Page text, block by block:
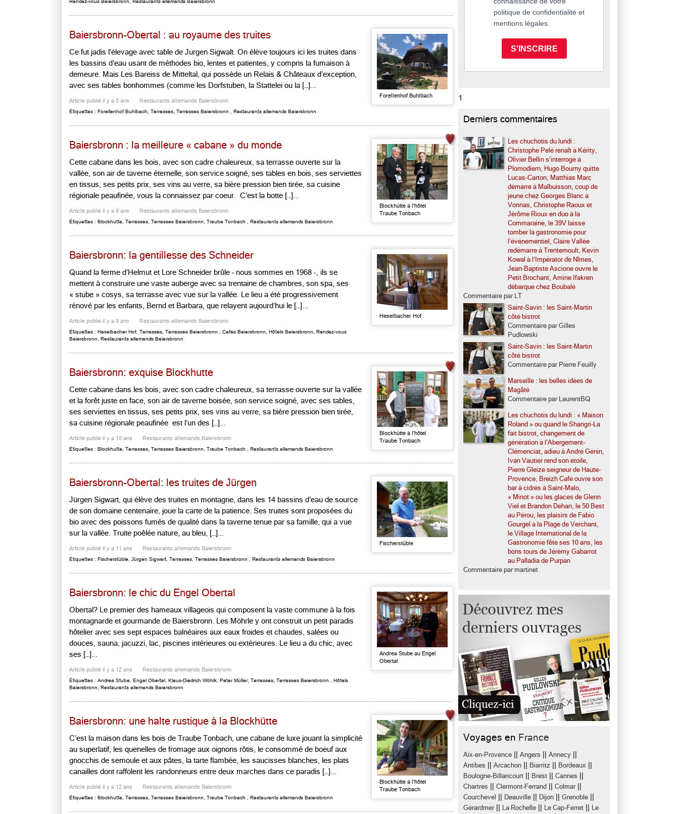
Rendez-vous Baiersbronn
Restaurants allemands Baiersbronn
Baiersbronn-Obertal : au royaume des truites
Ce fut jadis l’élevage avec table de Jurgen Sigwalt. On élève toujours ici les truites dans
les bassins d’eau usant de méthodes bio, lentes et patientes, y compris la fumaison à
demeure. Mais Les Bareiss de Mitteltal, qui possède un Relais & Châteaux d’exception,
avec ses tables bonhommes (comme les Dorfstuben, la Stattelei ou la […]...
Article publié il y a 5 ans Restaurants allemands Baiersbronn
Étiquettes : Forellenhof Buhlbach Terrasses Terrasses Baiersbronn Restaurants allemands Baiersbronn
Forellenhof Buhlbach
Baiersbronn : la meilleure « cabane » du monde
Cette cabane dans les bois, avec son cadre chaleureux, sa terrasse ouverte sur la
vallée, son air de taverne éternelle, son service soigné, ses tables en bois, ses serviettes
en tissus, ses petits prix, ses vins au verre, sa bière pression bien tirée, sa cuisine
régionale peaufinée, vous la connaissez par coeur. C’est la botte […]...
Article publié il y a 9 ans Restaurants allemands Baiersbronn
Étiquettes : Blockhutte Terrasses Terrasses Baiersbronn Traube Tonbach Restaurants allemands Baiersbronn
Blockhütte à l'hôtel
Traube Tonbach
Baiersbronn: la gentillesse des Schneider
Quand la ferme d’Helmut et Lore Schneider brûle – nous sommes en 1968 -, ils se
mettent à construire une vaste auberge avec sa trentaine de chambres, son spa, ses
« stube » cosys, sa terrasse avec vue sur la vallée. Le lieu a été progressivement
rénové par les enfants, Bernd et Barbara, que relayent aujourd’hui le […]...
Article publié il y a 9 ans Restaurants allemands Baiersbronn
Étiquettes : Heselbacher Hof Terrasses Terrasses Baiersbronn Cafés Baiersbronn Hôtels Baiersbronn
Rendez-vous
Baiersbronn
Restaurants allemands Baiersbronn
Heselbacher Hof
Baiersbronn: exquise Blockhutte
Cette cabane dans les bois, avec son cadre chaleureux, sa terrasse ouverte sur la vallée
et la forêt juste en face, son air de taverne boisée, son service soigné, avec ses tables,
ses serviettes en tissus, ses petits prix, ses vins au verre, sa bière pression bien tirée,
sa cuisine régionale peaufinée est l’un des […]...
Article publié il y a 10 ans Restaurants allemands Baiersbronn
Étiquettes : Blockhutte Terrasses Terrasses Baiersbronn Traube Tonbach Restaurants allemands Baiersbronn
Blockhütte à l'hôtel
Traube Tonbach
Baiersbronn-Obertal: les truites de Jürgen
Jürgen Sigwart, qui élève des truites en montagne, dans les 14 bassins d’eau de source
de son domaine centenaire, joue la carte de la patience. Ses truites sont proposées du
bio avec des poissons fumés de qualité dans la taverne tenue par sa famille, qui a vue
sur la vallée. Truite poêlée nature, au bleu, […]...
Article publié il y a 11 ans Restaurants allemands Baiersbronn
Étiquettes : Fischerstüble Jürgen Sigwart Terrasses Terrasses Baiersbronn Restaurants allemands Baiersbronn
Fischerstüble
Baiersbronn: le chic du Engel Obertal
Obertal? Le premier des hameaux villageois qui composent la vaste commune à la fois
montagnarde et gourmande de Baiersbronn. Les Möhrle y ont construit un petit paradis
hôtelier avec ses sept espaces balnéaires aux eaux froides et chaudes, salées ou
douces, sauna, jacuzzi, lac, piscines intérieures ou extérieures. Le lieu a du chic, avec
ses […]...
Article publié il y a 12 ans Restaurants allemands Baiersbronn
Étiquettes : Andrea Stube Engel Obertal Klaus-Diedrich Wöhlk Peter Müller, Terrasses Terrasses Baiersbronn
Hôtels
Baiersbronn
Restaurants allemands Baiersbronn
Andrea Stube au Engel
Obertal
Baiersbronn: une halte rustique à la Blockhütte
C’est la maison dans les bois de Traube Tonbach, une cabane de luxe jouant la simplicité
au superlatif, les quenelles de fromage aux oignons rôtis, le consommé de boeuf aux
gnocchis de semoule et aux pâtes, la tarte flambée, les saucisses blanches, les plats
canailles dont raffolent les randonneurs entre deux marches dans ce paradis […]...
Article publié il y a 12 ans Restaurants allemands Baiersbronn
Étiquettes : Blockhutte Terrasses Terrasses Baiersbronn Traube Tonbach Restaurants allemands Baiersbronn
Blockhütte à l'hôtel
Traube Tonbach
politique de confidentialité et
mentions légales.
S'INSCRIRE
1
Derniers commentaires
Les chuchotis du lundi :
Christophe Pelé renaît à Kérity,
Olivier Bellin s’interroge à
Plomodiern, Hugo Bourny quitte
Lucas-Carton, Matthias Marc
démarre à Malbuisson, coup de
jeune chez Georges Blanc à
Vonnas, Christophe Raoux et
Jérôme Rioux en duo à la
Commaraine, le 39V laisse
tomber la gastronomie pour
l’événementiel, Claire Vallée
redémarre à Trentemoult, Kevin
Kowal à l’Impérator de Nîmes,
Jean-Baptiste Ascione ouvre le
Petit Brochant, Amine Ifakren
débarque chez Boubalé
Commentaire par LT
Saint-Savin : les Saint-Martin
côté bistrot
Commentaire par Gilles
Pudlowski
Saint-Savin : les Saint-Martin
côté bistrot
Commentaire par Pierre Feuilly
Marseille : les belles idées de
Magâté
Commentaire par LaurentBQ
Les chuchotis du lundi : « Maison
Roland » ou quand le Shangri-La
fait bistrot, changement de
génération à l’Abergement-
Clémenciat, adieu à André Génin,
Ivan Vautier rend son étoile,
Pierre Gleize seigneur de Haute-
Provence, Breizh Café ouvre son
bar à cidres à Saint-Malo,
« Minot » ou les glaces de Glenn
Viel et Brandon Dehan, le 50 Best
au Pérou, les plaisirs de Fabio
Gourgel à la Plage de Verchant,
le Village International de la
Gastronomie fête ses 10 ans, les
bons tours de Jérémy Gabarrot
au Palladia de Purpan
Commentaire par martinet
Voyages en France
Aix-en-Provence Angers Annecy
Antibes Arcachon Biarritz Bordeaux
Boulogne-Billancourt Brest Cannes
Chartres Clermont-Ferrand Colmar||
Courchevel Deauville Dijon Grenoble
Gérardmer|| La Rochelle Le Cap-Ferret
Le